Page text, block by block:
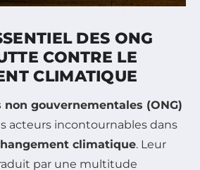
DES ONG
CONTRE LE
CLIMATIQUE
gouvernementales (ONG)
acteurs incontournables dans
climatique. Leur
par une multitude